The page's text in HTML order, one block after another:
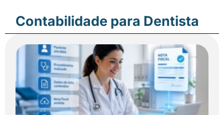
Contabilidade para Dentista